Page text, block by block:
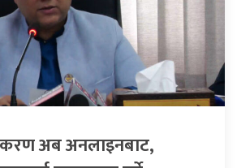
अब अनलाइनबाट,